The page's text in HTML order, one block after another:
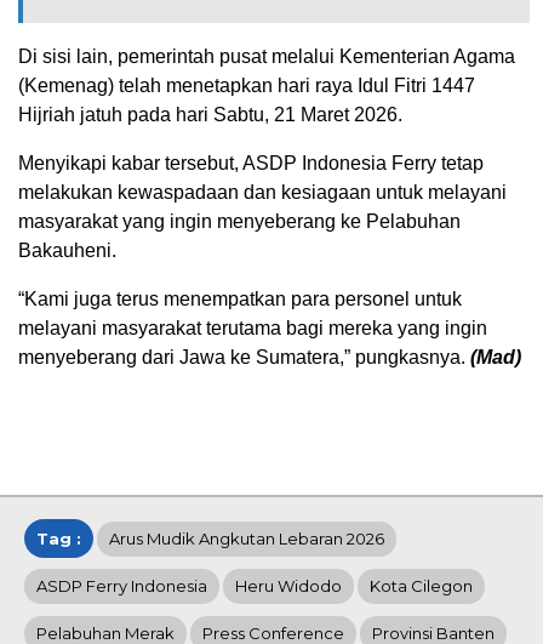
Di sisi lain, pemerintah pusat melalui Kementerian Agama
(Kemenag) telah menetapkan hari raya Idul Fitri 1447
Hijriah jatuh pada hari Sabtu, 21 Maret 2026.
Menyikapi kabar tersebut, ASDP Indonesia Ferry tetap
melakukan kewaspadaan dan kesiagaan untuk melayani
masyarakat yang ingin menyeberang ke Pelabuhan
Bakauheni.
“Kami juga terus menempatkan para personel untuk
melayani masyarakat terutama bagi mereka yang ingin
menyeberang dari Jawa ke Sumatera,” pungkasnya. (Mad)
Tag : Arus Mudik Angkutan Lebaran 2026
ASDP Ferry Indonesia Heru Widodo Kota Cilegon
Pelabuhan Merak Press Conference Provinsi Banten